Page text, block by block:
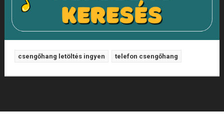
csengőhang letöltés ingyen telefon csengőhang